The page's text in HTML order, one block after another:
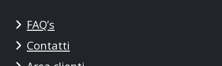
FAQ’s
Contatti